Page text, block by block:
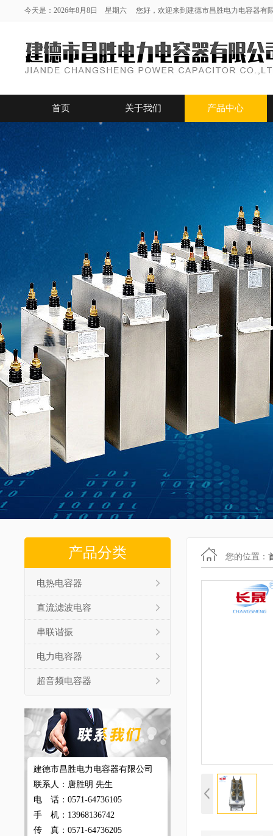
今天是：2026年8月8日 星期六 您好，欢迎来到建德市昌胜电力电容器有
首页 关于我们 产品中心
产品分类
电热电容器
直流滤波电容
串联谐振
电力电容器
超音频电容器
建德市昌胜电力电容器有限公司
联系人：唐胜明 先生
电 话：0571-64736105
手 机：13968136742
传 真：0571-64736205
您的位置：